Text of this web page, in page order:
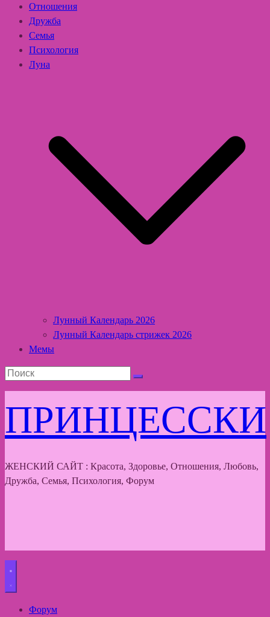
Отношения
Дружба
Семья
Психология
Луна
Лунный Календарь 2026
Лунный Календарь стрижек 2026
Мемы
ПРИНЦЕССКИ
ЖЕНСКИЙ САЙТ : Красота, Здоровье, Отношения, Любовь,
Дружба, Семья, Психология, Форум
Форум